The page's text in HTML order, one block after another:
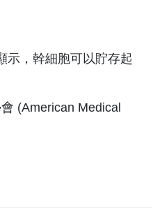
示，幹細胞可以貯存起
(American Medical